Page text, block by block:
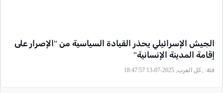
الجيش الإسرائيلي يحذر القيادة السياسية من "الإصرار على
إقامة المدينة الإنسانية"
فئة: , كل العرب, 2025-07-13 18:47:57